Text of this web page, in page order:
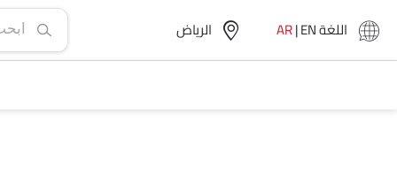
الرياض‎ اللغةEN
|
AR